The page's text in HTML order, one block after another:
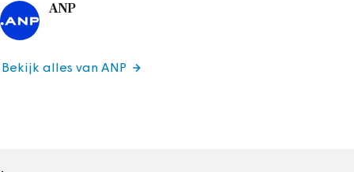
ANP
Bekijk alles van ANP